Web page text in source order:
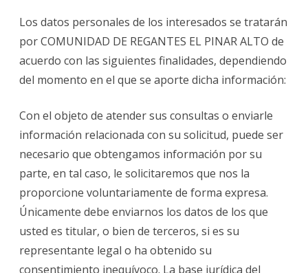
Los datos personales de los interesados se tratarán
por COMUNIDAD DE REGANTES EL PINAR ALTO de
acuerdo con las siguientes finalidades, dependiendo
del momento en el que se aporte dicha información:
Con el objeto de atender sus consultas o enviarle
información relacionada con su solicitud, puede ser
necesario que obtengamos información por su
parte, en tal caso, le solicitaremos que nos la
proporcione voluntariamente de forma expresa.
Únicamente debe enviarnos los datos de los que
usted es titular, o bien de terceros, si es su
representante legal o ha obtenido su
consentimiento inequívoco. La base jurídica del